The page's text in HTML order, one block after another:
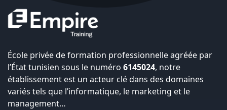
École privée de formation professionnelle agréée par
l’État tunisien sous le numéro 6145024, notre
établissement est un acteur clé dans des domaines
variés tels que l’informatique, le marketing et le
management…